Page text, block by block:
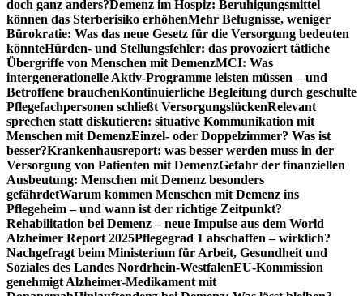
doch ganz anders?Demenz im Hospiz: Beruhigungsmittel
können das Sterberisiko erhöhenMehr Befugnisse, weniger
Bürokratie: Was das neue Gesetz für die Versorgung bedeuten
könnteHürden- und Stellungsfehler: das provoziert tätliche
Übergriffe von Menschen mit DemenzMCI: Was
intergenerationelle Aktiv-Programme leisten müssen – und
Betroffene brauchenKontinuierliche Begleitung durch geschulte
Pflegefachpersonen schließt VersorgungslückenRelevant
sprechen statt diskutieren: situative Kommunikation mit
Menschen mit DemenzEinzel- oder Doppelzimmer? Was ist
besser?Krankenhausreport: was besser werden muss in der
Versorgung von Patienten mit DemenzGefahr der finanziellen
Ausbeutung: Menschen mit Demenz besonders
gefährdetWarum kommen Menschen mit Demenz ins
Pflegeheim – und wann ist der richtige Zeitpunkt?
Rehabilitation bei Demenz – neue Impulse aus dem World
Alzheimer Report 2025Pflegegrad 1 abschaffen – wirklich?
Nachgefragt beim Ministerium für Arbeit, Gesundheit und
Soziales des Landes Nordrhein-WestfalenEU-Kommission
genehmigt Alzheimer-Medikament mit